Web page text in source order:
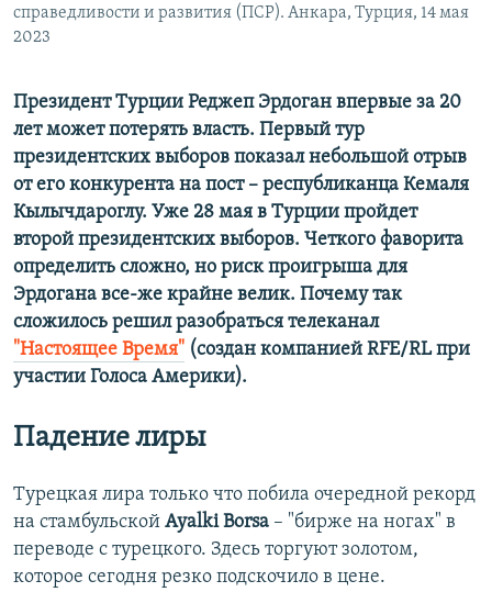
справедливости и развития (ПСР). Анкара, Турция, 14 мая
2023
Президент Турции Реджеп Эрдоган впервые за 20
лет может потерять власть. Первый тур
президентских выборов показал небольшой отрыв
от его конкурента на пост – республиканца Кемаля
Кылычдароглу. Уже 28 мая в Турции пройдет
второй президентских выборов. Четкого фаворита
определить сложно, но риск проигрыша для
Эрдогана все-же крайне велик. Почему так
сложилось решил разобраться телеканал
"Настоящее Время" (создан компанией RFE/RL при
участии Голоса Америки).
Падение лиры
Турецкая лира только что побила очередной рекорд
на стамбульской Ayalki Borsa – "бирже на ногах" в
переводе с турецкого. Здесь торгуют золотом,
которое сегодня резко подскочило в цене.